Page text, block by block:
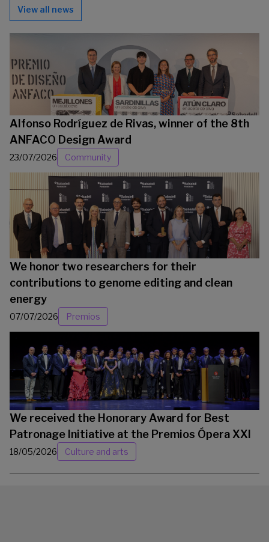
View all news
Alfonso Rodríguez de Rivas, winner of the 8th
ANFACO Design Award
23/07/2026 Community
We honor two researchers for their
contributions to genome editing and clean
energy
07/07/2026 Premios
We received the Honorary Award for Best
Patronage Initiative at the Premios Ópera XXI
18/05/2026 Culture and arts